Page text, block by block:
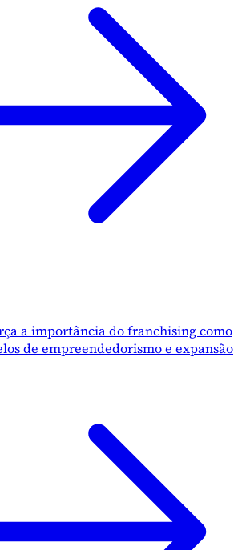
a importância do franchising como
de empreendedorismo e expansão